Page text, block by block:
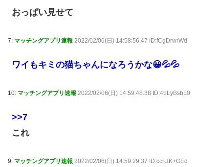
おっぱい見せて
7: マッチングアプリ速報 2022/02/06(日) 14:58:56.47 ID:fCgDrwrWd
ワイもキミの猫ちゃんになろうかな😀💦💦
10: マッチングアプリ速報 2022/02/06(日) 14:59:48.38 ID:4bLyBsbL0
>>7
これ
9: マッチングアプリ速報 2022/02/06(日) 14:59:29.37 ID:ccrUK+GEd